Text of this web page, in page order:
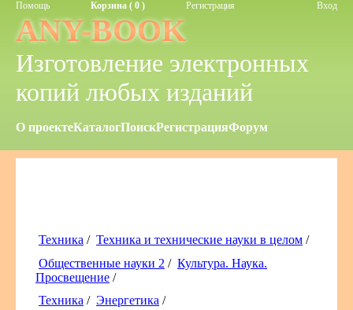
Помощь Корзина ( 0 ) Регистрация Вход
ANY-BOOK
Изготовление электронных
копий любых изданий
О проектеКаталогПоискРегистрацияФорум
Техника / Техника и технические науки в целом /
Общественные науки 2 / Культура. Наука.
Просвещение /
Техника / Энергетика /